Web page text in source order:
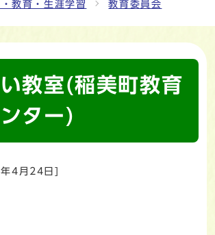
教育・生涯学習 教育委員会
教室(稲美町教育
ター)
4月24日 ]